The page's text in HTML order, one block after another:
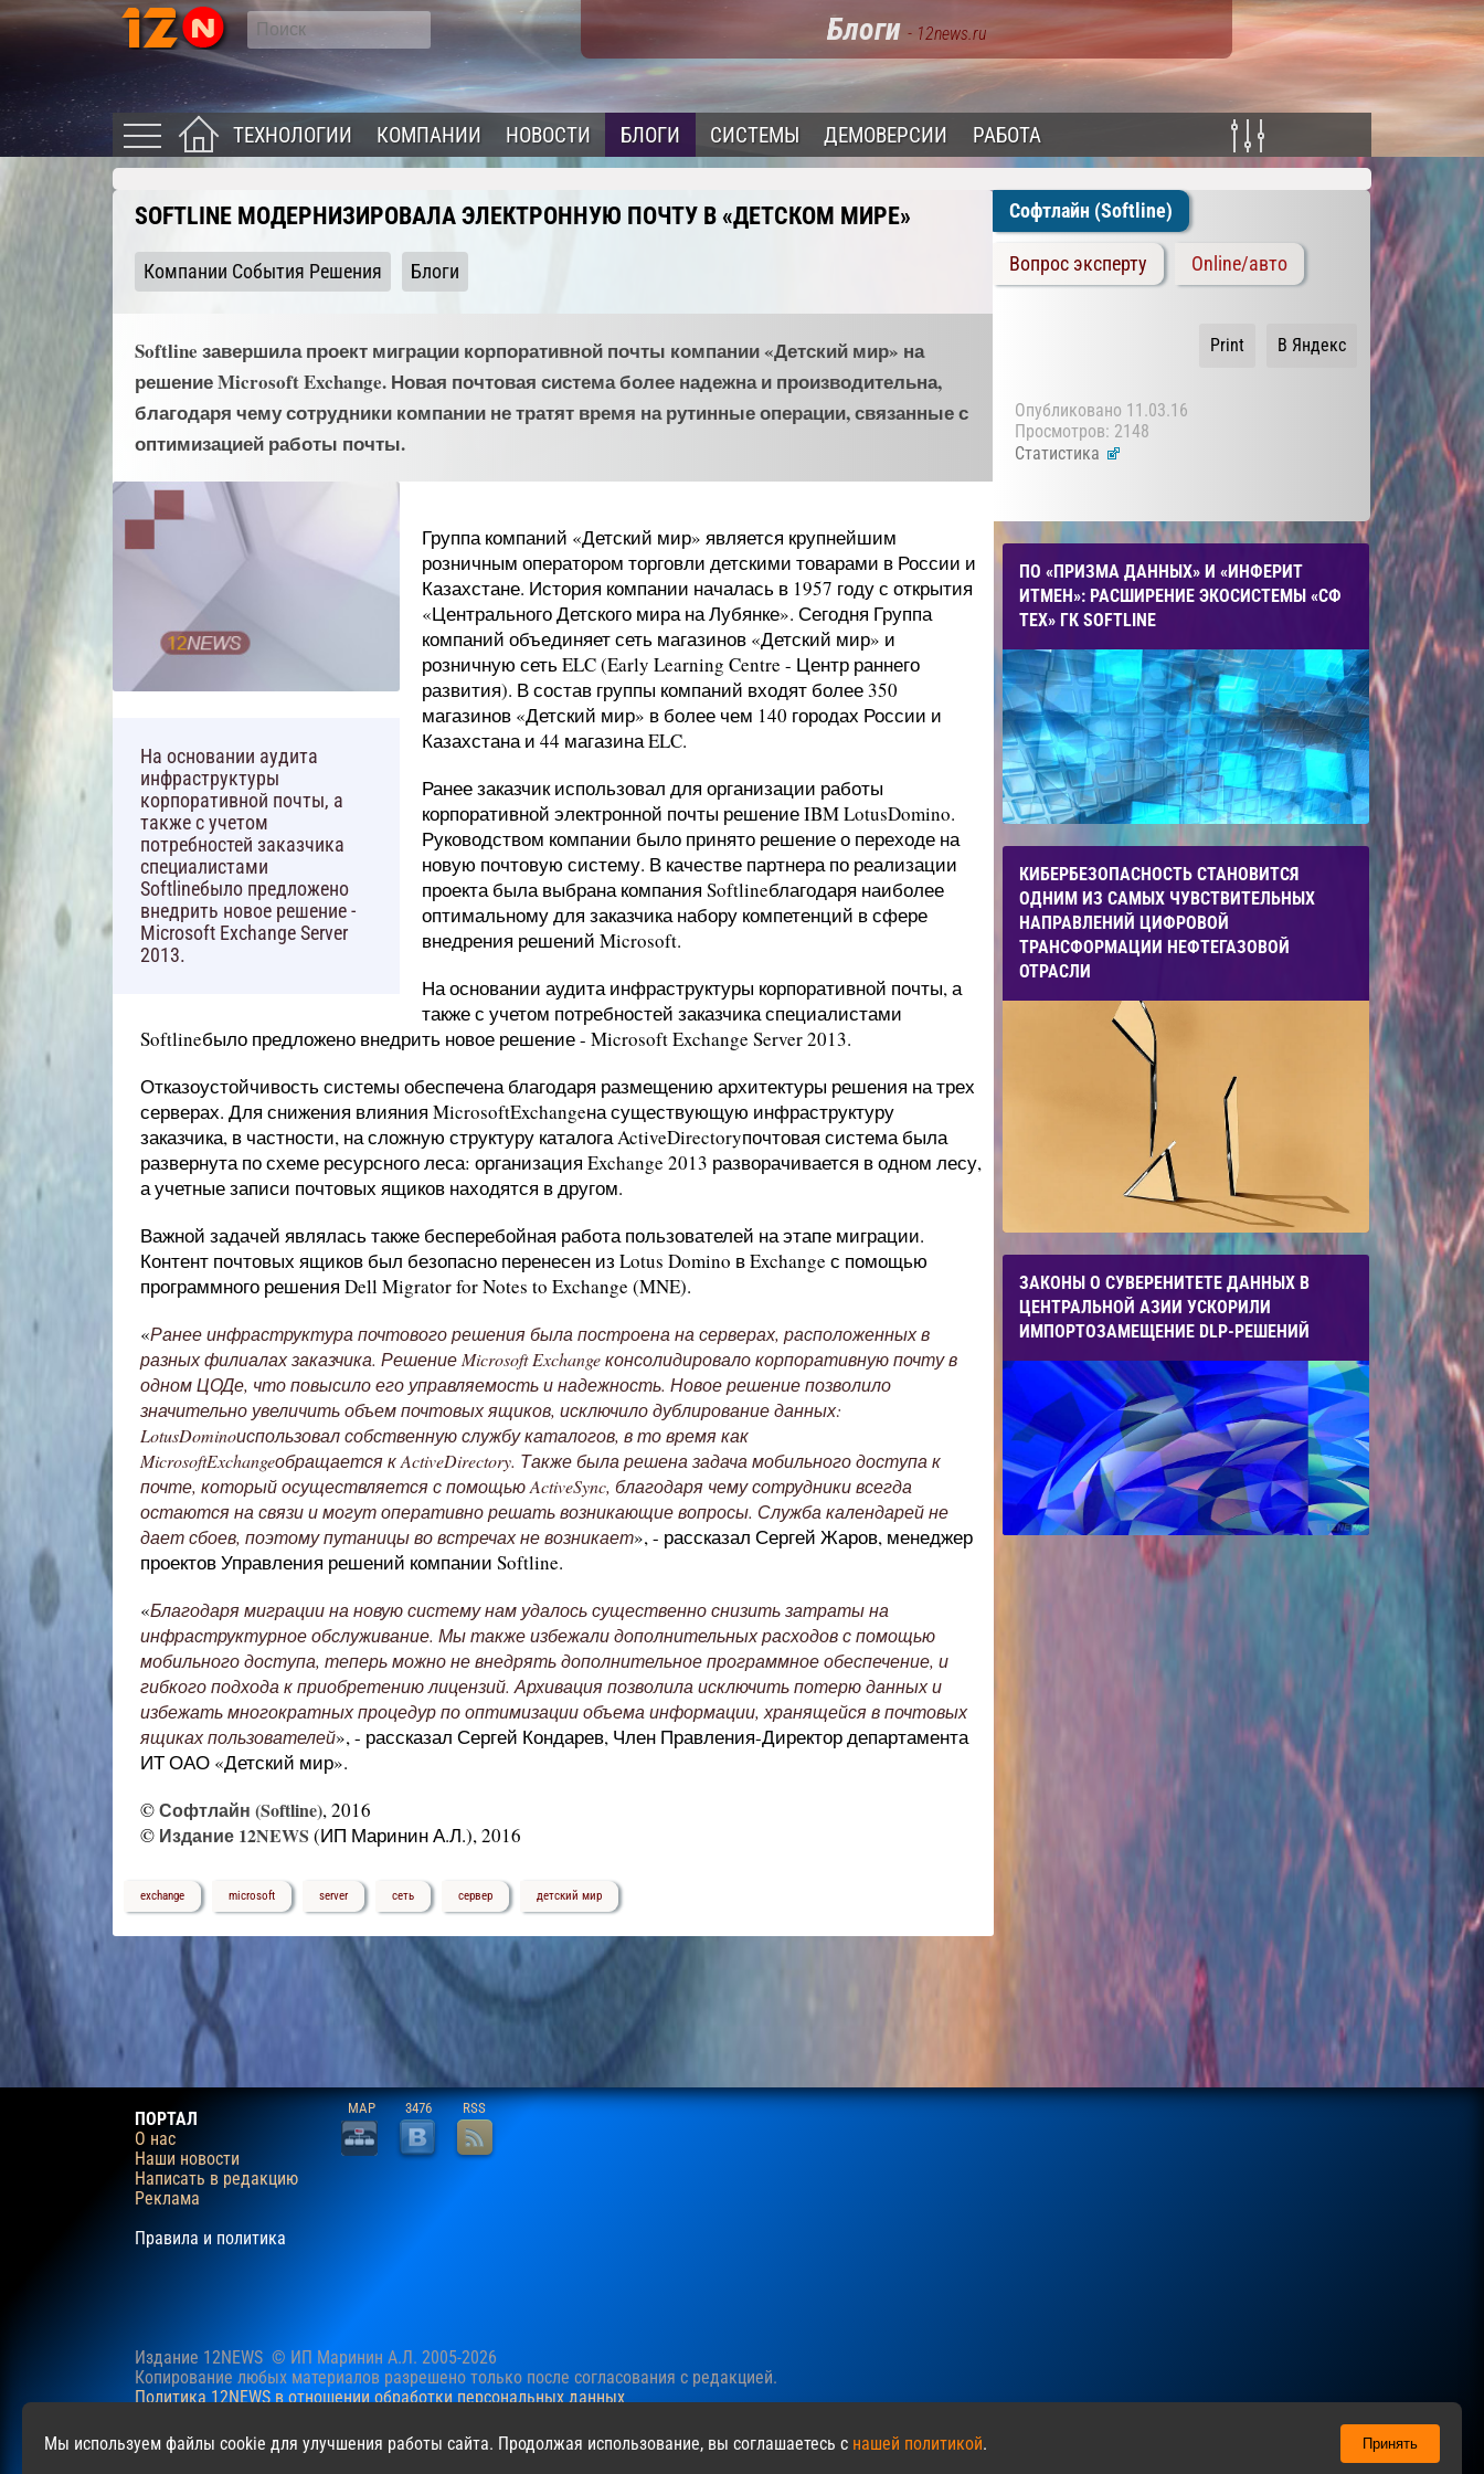
Блоги - 12news.ru
ТЕХНОЛОГИИ КОМПАНИИ НОВОСТИ БЛОГИ СИСТЕМЫ ДЕМОВЕРСИИ РАБОТА
SOFTLINE МОДЕРНИЗИРОВАЛА ЭЛЕКТРОННУЮ ПОЧТУ В «ДЕТСКОМ МИРЕ»
Компании События Решения Блоги
Softline завершила проект миграции корпоративной почты компании «Детский мир» на
решение Microsoft Exchange. Новая почтовая система более надежна и производительна,
благодаря чему сотрудники компании не тратят время на рутинные операции, связанные с
оптимизацией работы почты.
На основании аудита
инфраструктуры
корпоративной почты, а
также с учетом
потребностей заказчика
специалистами
Softlineбыло предложено
внедрить новое решение -
Microsoft Exchange Server
2013.
Группа компаний «Детский мир» является крупнейшим
розничным оператором торговли детскими товарами в России и
Казахстане. История компании началась в 1957 году с открытия
«Центрального Детского мира на Лубянке». Сегодня Группа
компаний объединяет сеть магазинов «Детский мир» и
розничную сеть ELC (Early Learning Centre - Центр раннего
развития). В состав группы компаний входят более 350
магазинов «Детский мир» в более чем 140 городах России и
Казахстана и 44 магазина ELC.
Ранее заказчик использовал для организации работы
корпоративной электронной почты решение IBM LotusDomino.
Руководством компании было принято решение о переходе на
новую почтовую систему. В качестве партнера по реализации
проекта была выбрана компания Softlineблагодаря наиболее
оптимальному для заказчика набору компетенций в сфере
внедрения решений Microsoft.
На основании аудита инфраструктуры корпоративной почты, а
также с учетом потребностей заказчика специалистами
Softlineбыло предложено внедрить новое решение - Microsoft Exchange Server 2013.
Отказоустойчивость системы обеспечена благодаря размещению архитектуры решения на трех
серверах. Для снижения влияния MicrosoftExchangeна существующую инфраструктуру
заказчика, в частности, на сложную структуру каталога ActiveDirectoryпочтовая система была
развернута по схеме ресурсного леса: организация Exchange 2013 разворачивается в одном лесу,
а учетные записи почтовых ящиков находятся в другом.
Важной задачей являлась также бесперебойная работа пользователей на этапе миграции.
Контент почтовых ящиков был безопасно перенесен из Lotus Domino в Exchange с помощью
программного решения Dell Migrator for Notes to Exchange (MNE).
«Ранее инфраструктура почтового решения была построена на серверах, расположенных в
разных филиалах заказчика. Решение Microsoft Exchange консолидировало корпоративную почту в
одном ЦОДе, что повысило его управляемость и надежность. Новое решение позволило
значительно увеличить объем почтовых ящиков, исключило дублирование данных:
LotusDominoиспользовал собственную службу каталогов, в то время как
MicrosoftExchangeобращается к ActiveDirectory. Также была решена задача мобильного доступа к
почте, который осуществляется с помощью ActiveSync, благодаря чему сотрудники всегда
остаются на связи и могут оперативно решать возникающие вопросы. Служба календарей не
дает сбоев, поэтому путаницы во встречах не возникает», - рассказал Сергей Жаров, менеджер
проектов Управления решений компании Softline.
«Благодаря миграции на новую систему нам удалось существенно снизить затраты на
инфраструктурное обслуживание. Мы также избежали дополнительных расходов с помощью
мобильного доступа, теперь можно не внедрять дополнительное программное обеспечение, и
гибкого подхода к приобретению лицензий. Архивация позволила исключить потерю данных и
избежать многократных процедур по оптимизации объема информации, хранящейся в почтовых
ящиках пользователей», - рассказал Сергей Кондарев, Член Правления-Директор департамента
ИТ ОАО «Детский мир».
©Софтлайн (Softline), 2016
© Издание 12NEWS (ИП Маринин А.Л.), 2016
exchange microsoft server сеть сервер детский мир
Софтлайн (Softline)
Вопрос эксперту Online/авто
В Яндекс
Print
Опубликовано 11.03.16
Просмотров: 2148
Статистика
ПО «ПРИЗМА ДАННЫХ» И «ИНФЕРИТ
ИТМЕН»: РАСШИРЕНИЕ ЭКОСИСТЕМЫ «СФ
ТЕХ» ГК SOFTLINE
КИБЕРБЕЗОПАСНОСТЬ СТАНОВИТСЯ
ОДНИМ ИЗ САМЫХ ЧУВСТВИТЕЛЬНЫХ
НАПРАВЛЕНИЙ ЦИФРОВОЙ
ТРАНСФОРМАЦИИ НЕФТЕГАЗОВОЙ
ОТРАСЛИ
ЗАКОНЫ О СУВЕРЕНИТЕТЕ ДАННЫХ В
ЦЕНТРАЛЬНОЙ АЗИИ УСКОРИЛИ
ИМПОРТОЗАМЕЩЕНИЕ DLP-РЕШЕНИЙ
ПОРТАЛ
О нас
Наши новости
Написать в редакцию
Реклама
Правила и политика
MAP 3476 RSS
Издание 12NEWS © ИП Маринин А.Л. 2005-2026
Копирование любых материалов разрешено только после согласования c редакцией.
Политика 12NEWS в отношении обработки персональных данных
в отношении
файлов cookie.
Мы используем файлы cookie для улучшения работы сайта. Продолжая использование, вы соглашаетесь с нашей политикой. Принять